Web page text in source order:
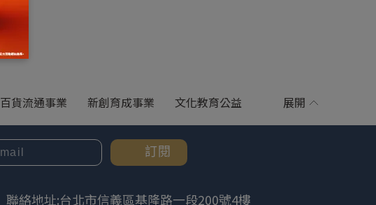
百貨流通事業 新創育成事業 文化教育公益 展開
訂閱
聯絡地址:台北市信義區基隆路一段200號4樓